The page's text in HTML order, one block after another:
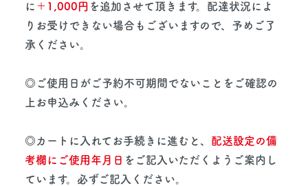
に ＋1,000円 を追加させて頂きます。配達状況によ
りお受けできない場合もございますので、予めご了
承ください。
◎ご使用日がご予約不可期間でないことをご確認の
上お申込みください。
◎カートに入れてお手続きに進むと、 配送設定の備
考欄にご使用年月日 をご記入いただくようご案内し
ています。必ずご記入ください。